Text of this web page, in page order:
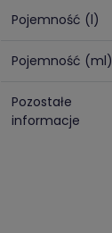
Pojemność (l)
Pojemność (ml)
Pozostałe
informacje